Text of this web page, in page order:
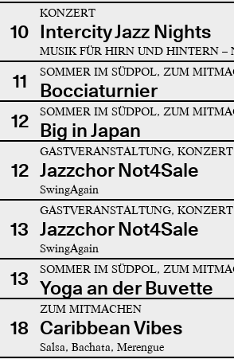
10
KONZERT
Intercity Jazz Nights
MUSIK FÜR HIRN UND HINTERN –
11 SOMMER IM SÜDPOL, ZUM
Bocciaturnier
12
SOMMER IM SÜDPOL, ZUM
Big in Japan
12
GASTVERANSTALTUNG, KONZERT
Jazzchor Not4Sale
SwingAgain
13
GASTVERANSTALTUNG, KONZERT
Jazzchor Not4Sale
SwingAgain
13 SOMMER IM SÜDPOL, ZUM
Yoga an der Buvette
18
ZUM MITMACHEN
Caribbean Vibes
Salsa, Bachata, Merengue